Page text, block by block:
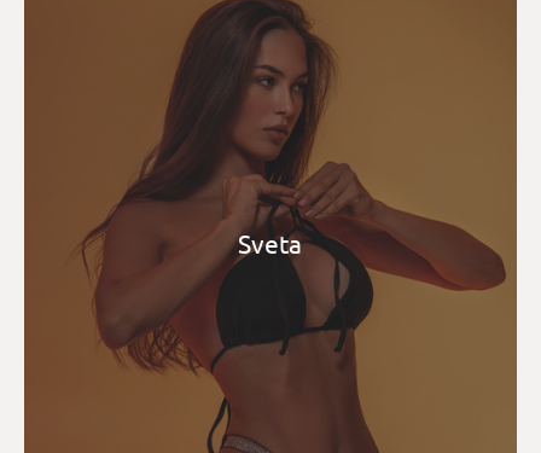
Sveta